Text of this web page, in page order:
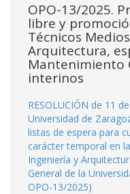
OPO-13/2025.
libre y
Técnicos
Arquitectura,
Mantenimiento
interinos
RESOLUCIÓN de 11
Universidad de
listas de espera para
carácter temporal en
Ingeniería y
General de la
OPO-13/2025)